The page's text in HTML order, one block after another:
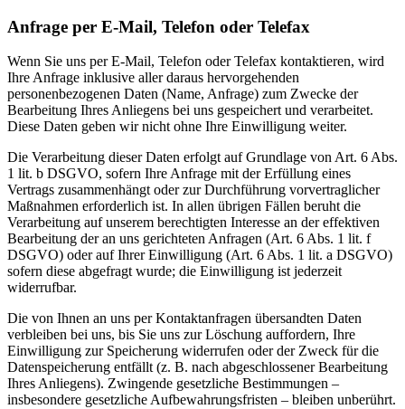
Anfrage per E-Mail, Telefon oder Telefax
Wenn Sie uns per E-Mail, Telefon oder Telefax kontaktieren, wird
Ihre Anfrage inklusive aller daraus hervorgehenden
personenbezogenen Daten (Name, Anfrage) zum Zwecke der
Bearbeitung Ihres Anliegens bei uns gespeichert und verarbeitet.
Diese Daten geben wir nicht ohne Ihre Einwilligung weiter.
Die Verarbeitung dieser Daten erfolgt auf Grundlage von Art. 6 Abs.
1 lit. b DSGVO, sofern Ihre Anfrage mit der Erfüllung eines
Vertrags zusammenhängt oder zur Durchführung vorvertraglicher
Maßnahmen erforderlich ist. In allen übrigen Fällen beruht die
Verarbeitung auf unserem berechtigten Interesse an der effektiven
Bearbeitung der an uns gerichteten Anfragen (Art. 6 Abs. 1 lit. f
DSGVO) oder auf Ihrer Einwilligung (Art. 6 Abs. 1 lit. a DSGVO)
sofern diese abgefragt wurde; die Einwilligung ist jederzeit
widerrufbar.
Die von Ihnen an uns per Kontaktanfragen übersandten Daten
verbleiben bei uns, bis Sie uns zur Löschung auffordern, Ihre
Einwilligung zur Speicherung widerrufen oder der Zweck für die
Datenspeicherung entfällt (z. B. nach abgeschlossener Bearbeitung
Ihres Anliegens). Zwingende gesetzliche Bestimmungen –
insbesondere gesetzliche Aufbewahrungsfristen – bleiben unberührt.